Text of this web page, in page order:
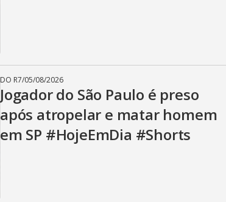
DO R7/05/08/2026
Jogador do São Paulo é preso
após atropelar e matar homem
em SP #HojeEmDia #Shorts